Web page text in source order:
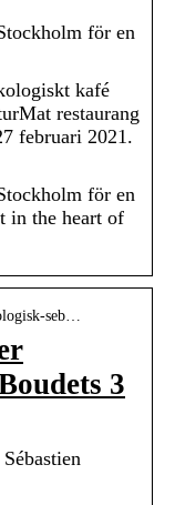
för en
kafé
restaurang
februari 2021.
för en
in the heart of
seb…
3